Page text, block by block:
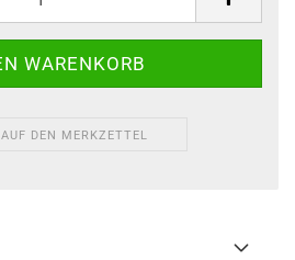
AUF DEN MERKZETTEL